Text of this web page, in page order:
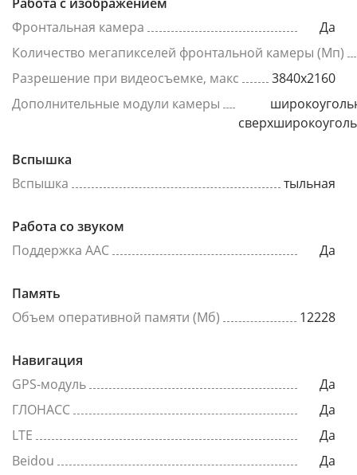
Фронтальная камера
Да
Количество мегапикселей фронтальной камеры (Мп)
Разрешение при видеосъемке, макс
3840x2160
Дополнительные модули камеры
Вспышка
Вспышка
тыльная
Работа со звуком
Поддержка AAC
Да
Память
Объем оперативной памяти (Мб)
12228
Навигация
GPS-модуль
Да
ГЛОНАСС
Да
LTE
Да
Beidou
Да